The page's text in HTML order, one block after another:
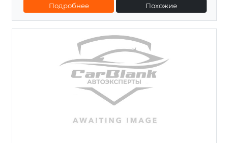
Подробнее Похожие